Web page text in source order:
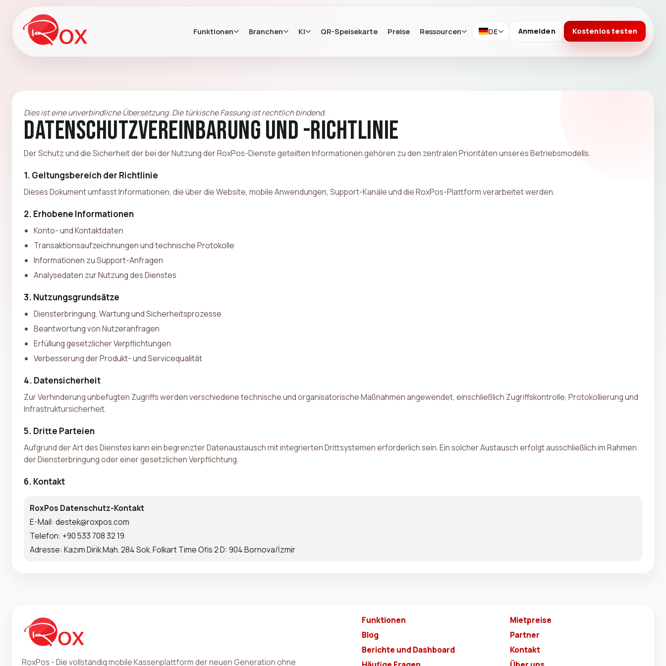
Funktionen Branchen KI QR-Speisekarte Preise Ressourcen DE Anmelden Kostenlos testen
Dies ist eine unverbindliche Übersetzung. Die türkische Fassung ist rechtlich bindend.
Datenschutzvereinbarung und -richtlinie
Der Schutz und die Sicherheit der bei der Nutzung der RoxPos-Dienste geteilten Informationen gehören zu den zentralen Prioritäten unseres Betriebsmodells.
1. Geltungsbereich der Richtlinie
Dieses Dokument umfasst Informationen, die über die Website, mobile Anwendungen, Support-Kanäle und die RoxPos-Plattform verarbeitet werden.
2. Erhobene Informationen
Konto- und Kontaktdaten
Transaktionsaufzeichnungen und technische Protokolle
Informationen zu Support-Anfragen
Analysedaten zur Nutzung des Dienstes
3. Nutzungsgrundsätze
Diensterbringung, Wartung und Sicherheitsprozesse
Beantwortung von Nutzeranfragen
Erfüllung gesetzlicher Verpflichtungen
Verbesserung der Produkt- und Servicequalität
4. Datensicherheit
Zur Verhinderung unbefugten Zugriffs werden verschiedene technische und organisatorische Maßnahmen angewendet, einschließlich Zugriffskontrolle, Protokollierung und
Infrastruktursicherheit.
5. Dritte Parteien
Aufgrund der Art des Dienstes kann ein begrenzter Datenaustausch mit integrierten Drittsystemen erforderlich sein. Ein solcher Austausch erfolgt ausschließlich im Rahmen
der Diensterbringung oder einer gesetzlichen Verpflichtung.
6. Kontakt
RoxPos Datenschutz-Kontakt
E-Mail: destek@roxpos.com
Telefon: +90 533 708 32 19
Adresse: Kazım Dirik Mah. 284 Sok. Folkart Time Ofis 2 D: 904 Bornova/İzmir
RoxPos - Die vollständig mobile Kassenplattform der neuen Generation ohne
Funktionen
Blog
Berichte und Dashboard
Mietpreise
Partner
Kontakt